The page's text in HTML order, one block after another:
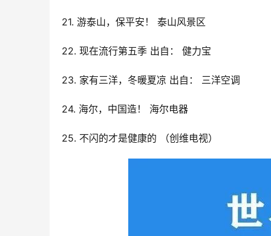
21. 游泰山，保平安！ 泰山风景区
22. 现在流行第五季 出自： 健力宝
23. 家有三洋，冬暖夏凉 出自： 三洋空调
24. 海尔，中国造！ 海尔电器
25. 不闪的才是健康的 （创维电视）